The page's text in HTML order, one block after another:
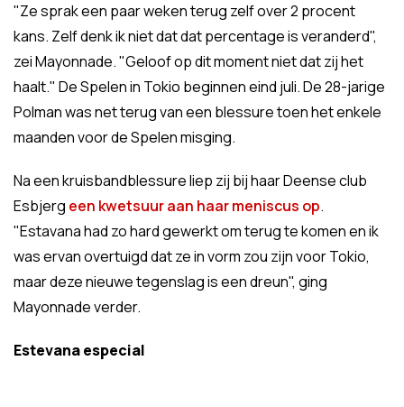
"Ze sprak een paar weken terug zelf over 2 procent
kans. Zelf denk ik niet dat dat percentage is veranderd",
zei Mayonnade. "Geloof op dit moment niet dat zij het
haalt." De Spelen in Tokio beginnen eind juli. De 28-jarige
Polman was net terug van een blessure toen het enkele
maanden voor de Spelen misging.
Na een kruisbandblessure liep zij bij haar Deense club
Esbjerg een kwetsuur aan haar meniscus op.
"Estavana had zo hard gewerkt om terug te komen en ik
was ervan overtuigd dat ze in vorm zou zijn voor Tokio,
maar deze nieuwe tegenslag is een dreun", ging
Mayonnade verder.
Estevana especial